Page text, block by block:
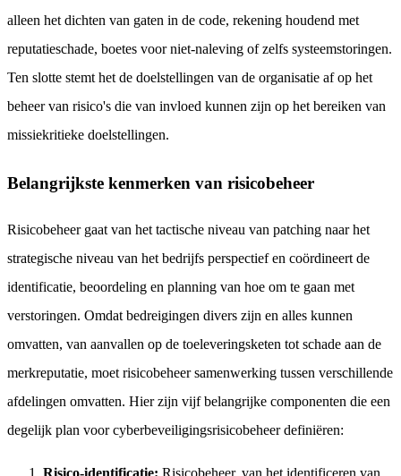
alleen het dichten van gaten in de code, rekening houdend met
reputatieschade, boetes voor niet-naleving of zelfs systeemstoringen.
Ten slotte stemt het de doelstellingen van de organisatie af op het
beheer van risico's die van invloed kunnen zijn op het bereiken van
missiekritieke doelstellingen.
Belangrijkste kenmerken van risicobeheer
Risicobeheer gaat van het tactische niveau van patching naar het
strategische niveau van het bedrijfs perspectief en coördineert de
identificatie, beoordeling en planning van hoe om te gaan met
verstoringen. Omdat bedreigingen divers zijn en alles kunnen
omvatten, van aanvallen op de toeleveringsketen tot schade aan de
merkreputatie, moet risicobeheer samenwerking tussen verschillende
afdelingen omvatten. Hier zijn vijf belangrijke componenten die een
degelijk plan voor cyberbeveiligingsrisicobeheer definiëren: